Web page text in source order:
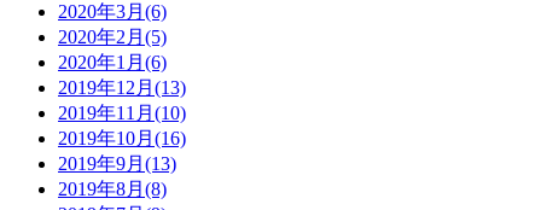
2020年3月(6)
2020年2月(5)
2020年1月(6)
2019年12月(13)
2019年11月(10)
2019年10月(16)
2019年9月(13)
2019年8月(8)